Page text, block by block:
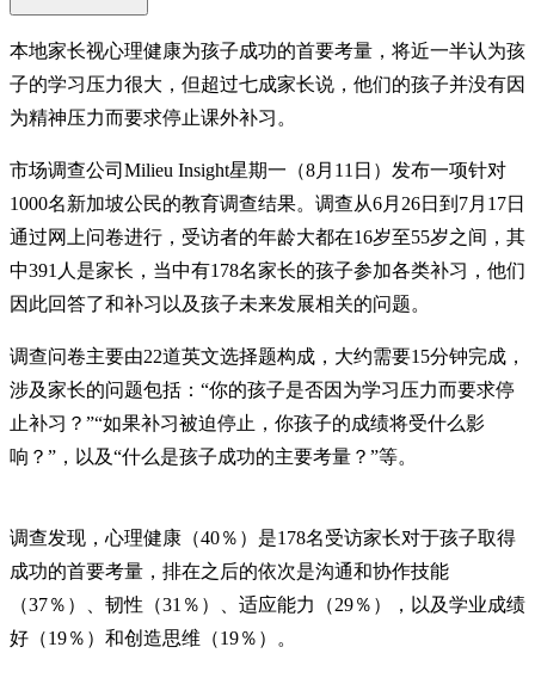
本地家长视心理健康为孩子成功的首要考量，将近一半认为孩
子的学习压力很大，但超过七成家长说，他们的孩子并没有因
为精神压力而要求停止课外补习。
市场调查公司Milieu Insight星期一（8月11日）发布一项针对
1000名新加坡公民的教育调查结果。调查从6月26日到7月17日
通过网上问卷进行，受访者的年龄大都在16岁至55岁之间，其
中391人是家长，当中有178名家长的孩子参加各类补习，他们
因此回答了和补习以及孩子未来发展相关的问题。
调查问卷主要由22道英文选择题构成，大约需要15分钟完成，
涉及家长的问题包括：“你的孩子是否因为学习压力而要求停
止补习？”“如果补习被迫停止，你孩子的成绩将受什么影
响？”，以及“什么是孩子成功的主要考量？”等。
调查发现，心理健康（40％）是178名受访家长对于孩子取得
成功的首要考量，排在之后的依次是沟通和协作技能
（37％）、韧性（31％）、适应能力（29％），以及学业成绩
好（19％）和创造思维（19％）。